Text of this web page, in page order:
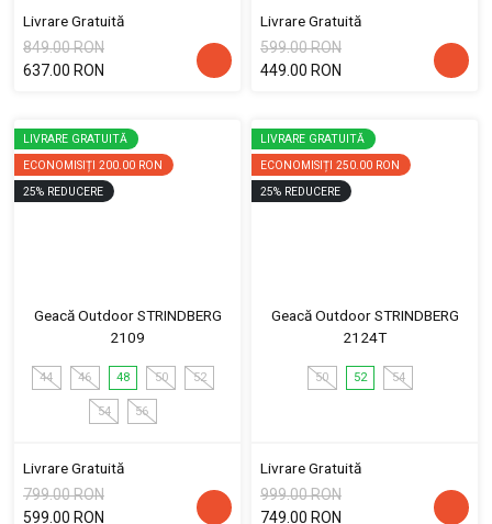
Livrare Gratuită
849.00 RON
637.00 RON
Livrare Gratuită
599.00 RON
449.00 RON
LIVRARE GRATUITĂ
ECONOMISIȚI 200.00 RON
25% REDUCERE
Geacă Outdoor STRINDBERG
2109
44 46 48 50 52
54 56
Livrare Gratuită
799.00 RON
599.00 RON
LIVRARE GRATUITĂ
ECONOMISIȚI 250.00 RON
25% REDUCERE
Geacă Outdoor STRINDBERG
2124T
50 52 54
Livrare Gratuită
999.00 RON
749.00 RON